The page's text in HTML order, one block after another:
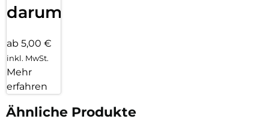
darum!
ab 5,00 €
inkl. MwSt.
Mehr
erfahren
Ähnliche Produkte